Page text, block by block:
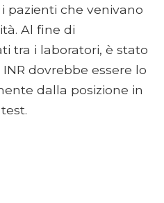
pazienti che venivano
Al fine di
tra i laboratori, è stato
dovrebbe essere lo
dalla posizione in